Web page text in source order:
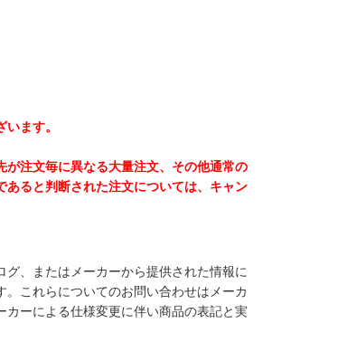
ます。
注文毎に異なる大量注文、その他通常の
ると判断された注文については、キャン
、またはメーカーから提供された情報に
これらについてのお問い合わせはメーカ
ーによる仕様変更に伴い商品の表記と実